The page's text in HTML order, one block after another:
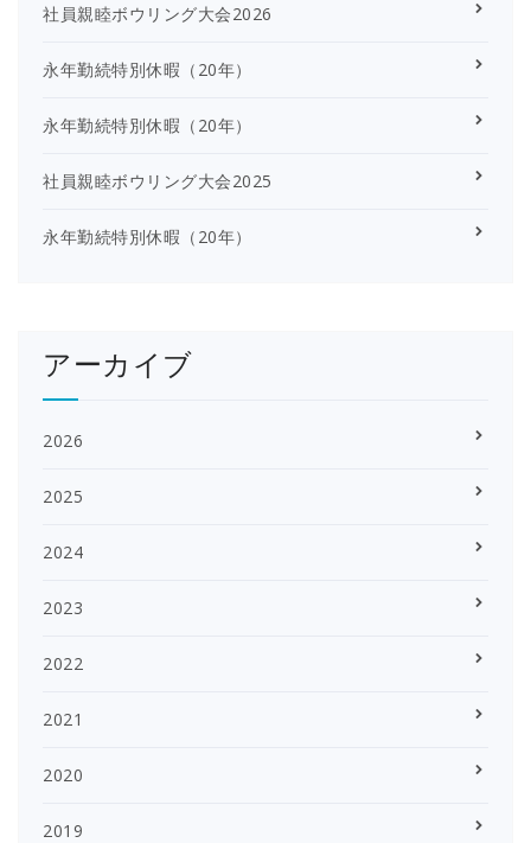
社員親睦ボウリング大会2026
永年勤続特別休暇（20年）
永年勤続特別休暇（20年）
社員親睦ボウリング大会2025
永年勤続特別休暇（20年）
アーカイブ
2026
2025
2024
2023
2022
2021
2020
2019